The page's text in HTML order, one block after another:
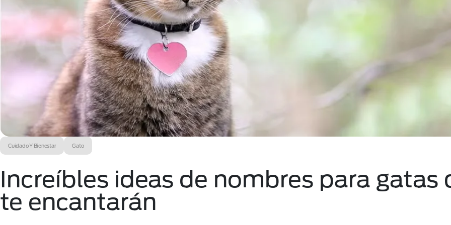
Cuidado Y Bienestar Gato
Increíbles ideas de nombres para gatas
te encantarán